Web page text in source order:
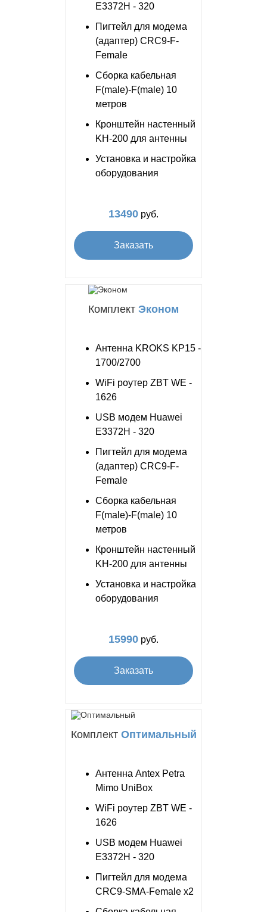
E3372H - 320
Пигтейл для модема
(адаптер) CRC9-F-
Female
Сборка кабельная
F(male)-F(male) 10
метров
Кронштейн настенный
KH-200 для антенны
Установка и настройка
оборудования
13490 руб.
Заказать
Комплект Эконом
Антенна KROKS KP15 -
1700/2700
WiFi роутер ZBT WE -
1626
USB модем Huawei
E3372H - 320
Пигтейл для модема
(адаптер) CRC9-F-
Female
Сборка кабельная
F(male)-F(male) 10
метров
Кронштейн настенный
KH-200 для антенны
Установка и настройка
оборудования
15990 руб.
Заказать
Комплект Оптимальный
Антенна Antex Petra
Mimo UniBox
WiFi роутер ZBT WE -
1626
USB модем Huawei
E3372H - 320
Пигтейл для модема
CRC9-SMA-Female x2